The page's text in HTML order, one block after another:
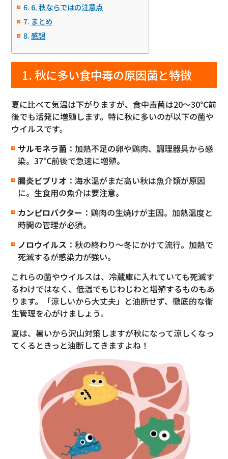
6. 秋ならではの注意点
まとめ
感想
1. 秋に多い食中毒の原因菌と特徴
夏に比べて気温は下がりますが、食中毒菌は20〜30℃前
後でも活発に増殖します。特に秋に多いのが以下の菌や
ウイルスです。
サルモネラ菌 ：加熱不足の卵や鶏肉、調理器具から感
染。37℃前後で急速に増殖。
腸炎ビブリオ ：海水温がまだ高い秋は魚介類が原因
に。生食用の魚介は要注意。
カンピロバクター ：鶏肉の生焼けが主因。加熱温度と
時間の管理が必須。
ノロウイルス ：秋の終わり〜冬にかけて流行。加熱で
死滅するが感染力が強い。
これらの菌やウイルスは、冷蔵庫に入れていても死滅す
るわけではなく、低温でもじわじわと増殖するものもあ
ります。「涼しいから大丈夫」と油断せず、徹底的な衛
生管理を心がけましょう。
夏は、暑いから沢山対策しますが秋になって涼しくなっ
てくるときっと油断してきますよね！